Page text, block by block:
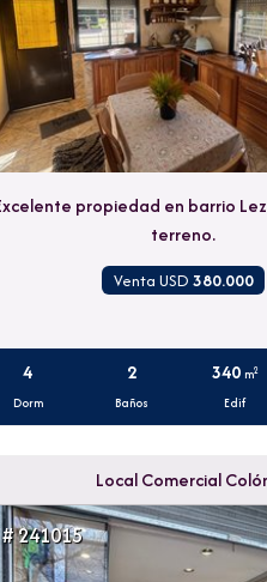
propiedad en barrio
terreno.
Venta USD 380.000
4
Dorm
2
Baños
340 m2
Edif
Local Comercial
# 241015